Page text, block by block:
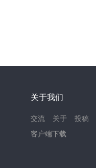
关于我们
交流 关于
投稿
客户端下载